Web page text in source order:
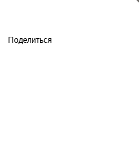
Поделиться